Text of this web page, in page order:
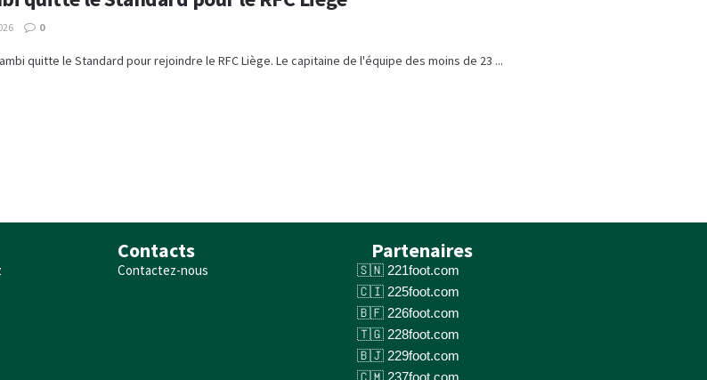
0
quitte le Standard pour rejoindre le RFC Liège. Le capitaine de l'équipe des moins de 23 ...
Contacts
Contactez-nous
Partenaires
221foot.com
225foot.com
226foot.com
228foot.com
229foot.com
237foot.com